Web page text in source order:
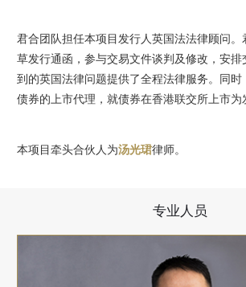
君合团队担任本项目发行人英国法法律顾问。
草发行通函，参与交易文件谈判及修改，安排
到的英国法律问题提供了全程法律服务。同时
债券的上市代理，就债券在香港联交所上市为
本项目牵头合伙人为汤光珺律师。
专业人员